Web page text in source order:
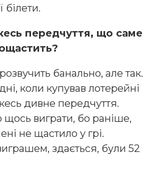
білети.
передчуття, що саме
банально, але так.
коли купував лотерейні
дивне передчуття.
виграти, бо раніше,
не щастило у грі.
здається, були 52